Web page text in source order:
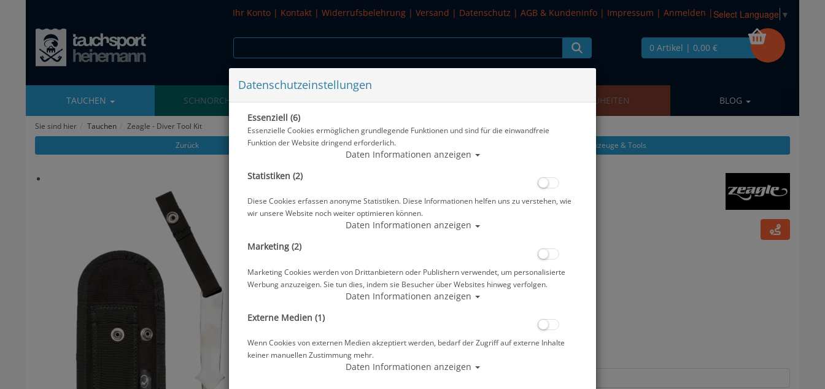
Ihr Konto | Kontakt | Widerrufsbelehrung | Versand | Datenschutz | AGB & Kundeninfo | Impressum | Anmelden | Select Language ▼
0 Artikel | 0,00 €
TAUCHEN SCHNORCHELN WASSERSPORT SALE NEUHEITEN BLOG
Sie sind hier Tauchen
Zeagle - Diver Tool Kit
Zurück
Alle Artikel zeigen aus: Werkzeuge & Tools
Artikelnr.: zea-8135
70,53 €*
Lieferbar in bitte telef. erfragen
Prämienpunkte: 71
Datenschutzeinstellungen
Essenziell (6)
Essenzielle Cookies ermöglichen grundlegende Funktionen und sind für die einwandfreie
Funktion der Website dringend erforderlich.
Daten Informationen anzeigen
Statistiken (2)
Diese Cookies erfassen anonyme Statistiken. Diese Informationen helfen uns zu verstehen, wie
wir unsere Website noch weiter optimieren können.
Daten Informationen anzeigen
Marketing (2)
Marketing Cookies werden von Drittanbietern oder Publishern verwendet, um personalisierte
Werbung anzuzeigen. Sie tun dies, indem sie Besucher über Websites hinweg verfolgen.
Daten Informationen anzeigen
Externe Medien (1)
Wenn Cookies von externen Medien akzeptiert werden, bedarf der Zugriff auf externe Inhalte
keiner manuellen Zustimmung mehr.
Daten Informationen anzeigen